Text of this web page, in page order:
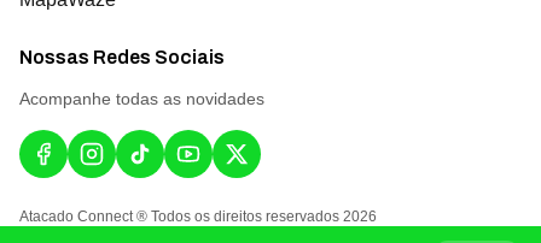
Nossas Redes Sociais
Acompanhe todas as novidades
Atacado Connect ® Todos os direitos reservados 2026